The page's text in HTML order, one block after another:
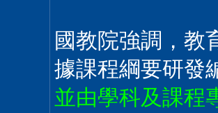
國教院強調，教
據課程綱要研發
並由學科及課程